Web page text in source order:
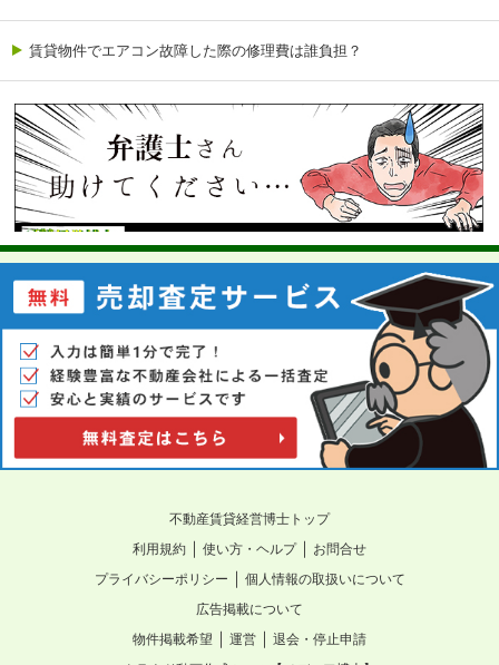
賃貸物件でエアコン故障した際の修理費は誰負担？
不動産賃貸経営博士トップ
利用規約 ｜ 使い方・ヘルプ｜ お問合せ
プライバシーポリシー ｜ 個人情報の取扱いについて
広告掲載について
物件掲載希望 ｜ 運営 ｜ 退会・停止申請